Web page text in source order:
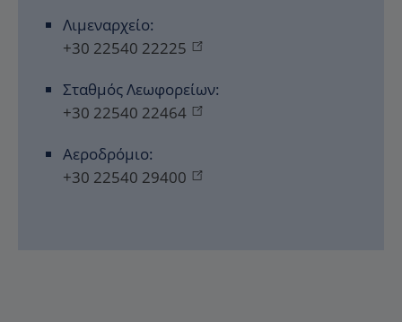
Λιμεναρχείο:
+30 22540 22225
Σταθμός Λεωφορείων:
+30 22540 22464
Αεροδρόμιο:
+30 22540 29400